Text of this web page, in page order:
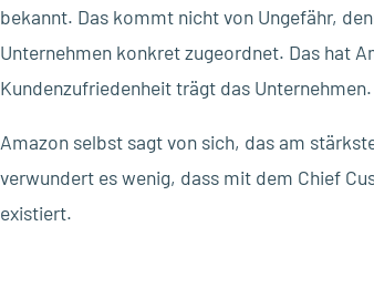
bekannt. Das kommt nicht von Ungefähr,
Unternehmen konkret zugeordnet. Das hat
Kundenzufriedenheit trägt das Unternehmen.
Amazon selbst sagt von sich, das am
verwundert es wenig, dass mit dem Chief
existiert.